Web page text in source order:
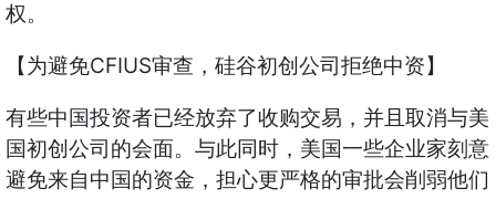
权。
【为避免CFIUS审查，硅谷初创公司拒绝中资】
有些中国投资者已经放弃了收购交易，并且取消与美
国初创公司的会面。与此同时，美国一些企业家刻意
避免来自中国的资金，担心更严格的审批会削弱他们